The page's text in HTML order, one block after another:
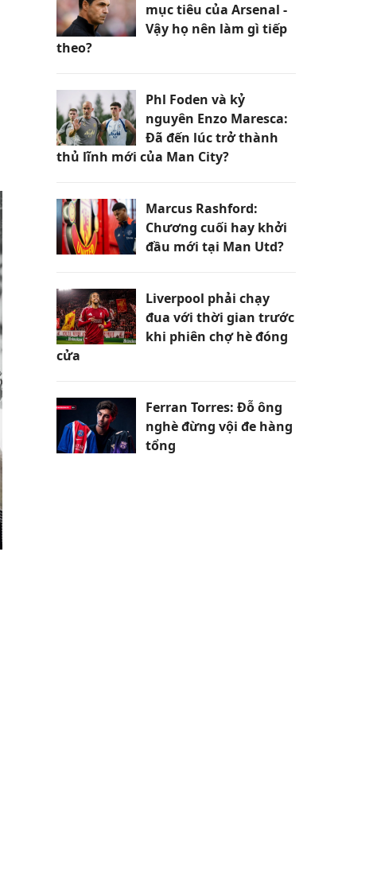
mục tiêu của Arsenal -
Vậy họ nên làm gì tiếp
theo?
Phl Foden và kỷ
nguyên Enzo Maresca:
Đã đến lúc trở thành
thủ lĩnh mới của Man City?
Marcus Rashford:
Chương cuối hay khởi
đầu mới tại Man Utd?
Liverpool phải chạy
đua với thời gian trước
khi phiên chợ hè đóng
cửa
Ferran Torres: Đỗ ông
nghè đừng vội đe hàng
tổng